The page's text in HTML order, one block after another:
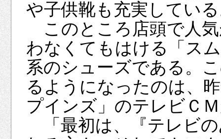
や子供靴も充実してい
このところ店頭で人
わなくてもはける「ス
系のシューズである。
るようになったのは、
プインズ」のテレビＣ
「最初は、『テレビ